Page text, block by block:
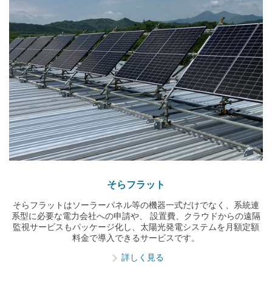
そらフラット
そらフラットはソーラーパネル等の機器一式だけでなく、系統連
系型に必要な電力会社への申請や、 設置費、クラウドからの遠隔
監視サービスもパッケージ化し、太陽光発電システムを月額定額
料金で導入できるサービスです。
詳しく見る